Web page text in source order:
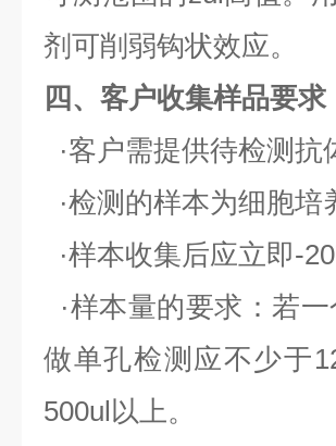
剂可削弱钩状效应。
四、客户收集样品要求
·客户需提供待检测
·检测的样本为细胞
·样本收集后应立即-20
·样本量的要求：若
做单孔检测应不少于
500ul以上。